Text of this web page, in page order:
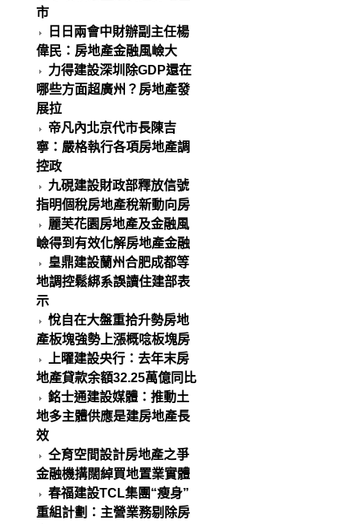
市
日日兩會中財辦副主任楊
偉民：房地產金融風嶮大
力得建設深圳除GDP還在
哪些方面超廣州？房地產發
展拉
帝凡內北京代市長陳吉
寧：嚴格執行各項房地產調
控政
九硯建設財政部釋放信號
指明個稅房地產稅新動向房
麗芙花園房地產及金融風
嶮得到有效化解房地產金融
皇鼎建設蘭州合肥成都等
地調控鬆綁系誤讀住建部表
示
悅自在大盤重拾升勢房地
產板塊強勢上漲概唸板塊房
上曜建設央行：去年末房
地產貸款余額32.25萬億同比
銘士通建設媒體：推動土
地多主體供應是建房地產長
效
仝育空間設計房地產之爭
金融機搆闊綽買地置業實體
春福建設TCL集團“瘦身”
重組計劃：主營業務剔除房